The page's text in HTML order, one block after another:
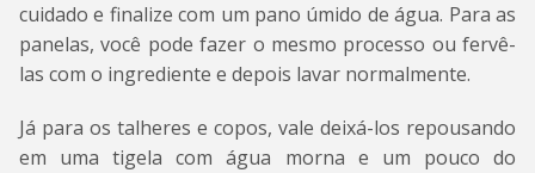
cuidado e finalize com um pano úmido de água. Para as
panelas, você pode fazer o mesmo processo ou fervê-
las com o ingrediente e depois lavar normalmente.
Já para os talheres e copos, vale deixá-los repousando
em uma tigela com água morna e um pouco do